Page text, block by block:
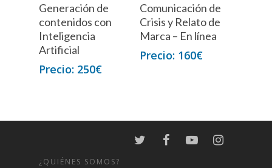
Generación de
contenidos con
Inteligencia
Artificial
250€
Comunicación de
Crisis y Relato de
Marca – En línea
160€
¿QUIÉNES SOMOS?